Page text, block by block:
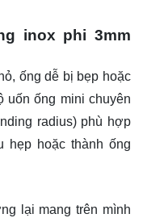
inox phi 3mm
ống dễ bị bẹp hoặc
uốn ống mini chuyên
radius) phù hợp
hẹp hoặc thành ống
lại mang trên mình